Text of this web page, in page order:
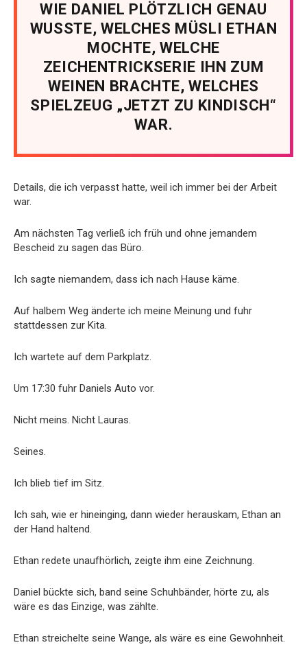
WIE DANIEL PLÖTZLICH GENAU
WUSSTE, WELCHES MÜSLI ETHAN
MOCHTE, WELCHE
ZEICHENTRICKSERIE IHN ZUM
WEINEN BRACHTE, WELCHES
SPIELZEUG „JETZT ZU KINDISCH“
WAR.
Details, die ich verpasst hatte, weil ich immer bei der Arbeit
war.
Am nächsten Tag verließ ich früh und ohne jemandem
Bescheid zu sagen das Büro.
Ich sagte niemandem, dass ich nach Hause käme.
Auf halbem Weg änderte ich meine Meinung und fuhr
stattdessen zur Kita.
Ich wartete auf dem Parkplatz.
Um 17:30 fuhr Daniels Auto vor.
Nicht meins. Nicht Lauras.
Seines.
Ich blieb tief im Sitz.
Ich sah, wie er hineinging, dann wieder herauskam, Ethan an
der Hand haltend.
Ethan redete unaufhörlich, zeigte ihm eine Zeichnung.
Daniel bückte sich, band seine Schuhbänder, hörte zu, als
wäre es das Einzige, was zählte.
Ethan streichelte seine Wange, als wäre es eine Gewohnheit.